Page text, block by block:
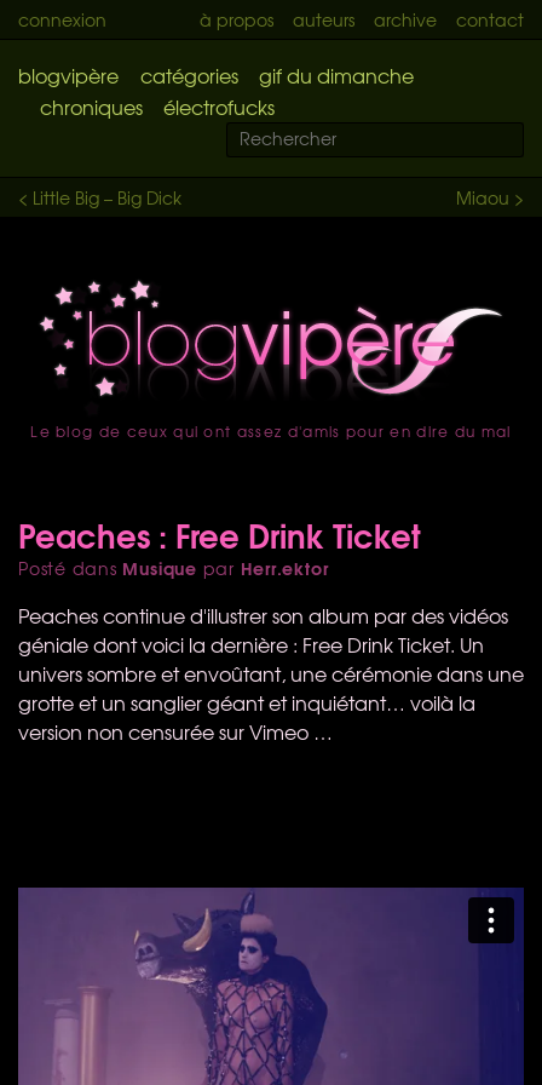
connexion à propos auteurs archive contact
blogvipère catégories
gif du dimanche
chroniques
électrofucks
Miaou >
< Little Big – Big Dick
accueil
Le blog de ceux qui ont assez d'amis pour en dire du mal
Peaches : Free Drink Ticket
Posté dans Musique par Herr.ektor
Peaches continue d'illustrer son album par des vidéos
géniale dont voici la dernière : Free Drink Ticket. Un
univers sombre et envoûtant, une cérémonie dans une
grotte et un sanglier géant et inquiétant… voilà la
version non censurée sur Vimeo …